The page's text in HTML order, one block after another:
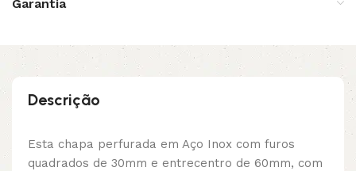
Garantia
Descrição
Esta chapa perfurada em Aço Inox com furos
quadrados de 30mm e entrecentro de 60mm, com